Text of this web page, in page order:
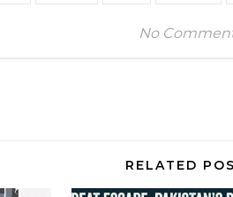
No
RELATED